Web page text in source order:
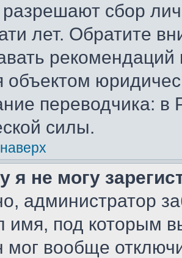
разрешают сбор
лет. Обратите
объектом
переводчика: в
силы.
я не могу
администратор
имя, под которым
мог вообще